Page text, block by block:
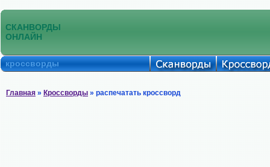
СКАНВОРДЫ
ОНЛАЙН
кроссворды
Главная » Кроссворды » распечатать кроссворд